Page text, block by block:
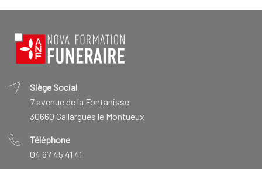
Siège Social
7 avenue de la Fontanisse
30660 Gallargues le Montueux
Téléphone
04 67 45 41 41